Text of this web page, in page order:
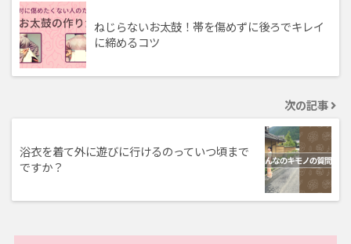
ねじらないお太鼓！帯を傷めずに後ろでキレイ
に締めるコツ
次の記事
浴衣を着て外に遊びに行けるのっていつ頃まで
ですか？